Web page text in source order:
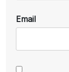
Email